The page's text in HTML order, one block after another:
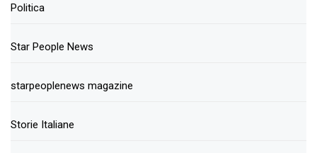
Politica
Star People News
starpeoplenews magazine
Storie Italiane